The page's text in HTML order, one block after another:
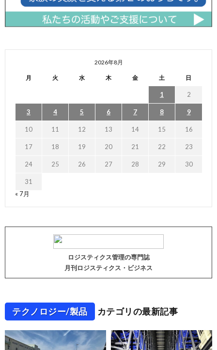
2026年8月
月 火 水 木 金 土 日
1 2
3 4 5 6 7 8 9
10 11 12 13 14 15 16
17 18 19 20 21 22 23
24 25 26 27 28 29 30
31
« 7月
ロジスティクス管理の専門誌
月刊ロジスティクス・ビジネス
テクノロジー/製品 カテゴリの最新記事